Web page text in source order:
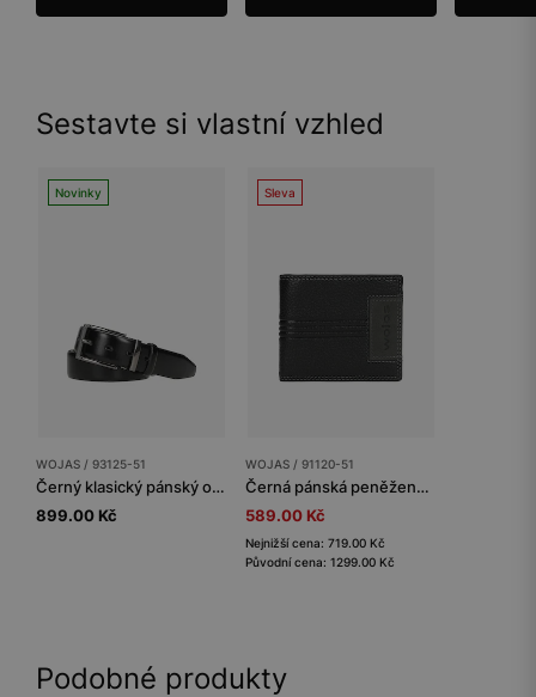
Sestavte si vlastní vzhled
Novinky
WOJAS / 93125-51
Černý klasický pánský opasek z pravé kůže
899.00 Kč
Sleva
WOJAS / 91120-51
Černá pánská peněženka z texturované kůže
589.00 Kč
Nejnižší cena: 719.00 Kč
Původní cena: 1299.00 Kč
Podobné produkty